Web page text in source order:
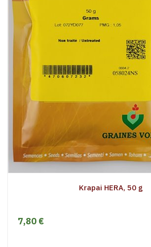
Krapai HERA, 50 g
7,80 €